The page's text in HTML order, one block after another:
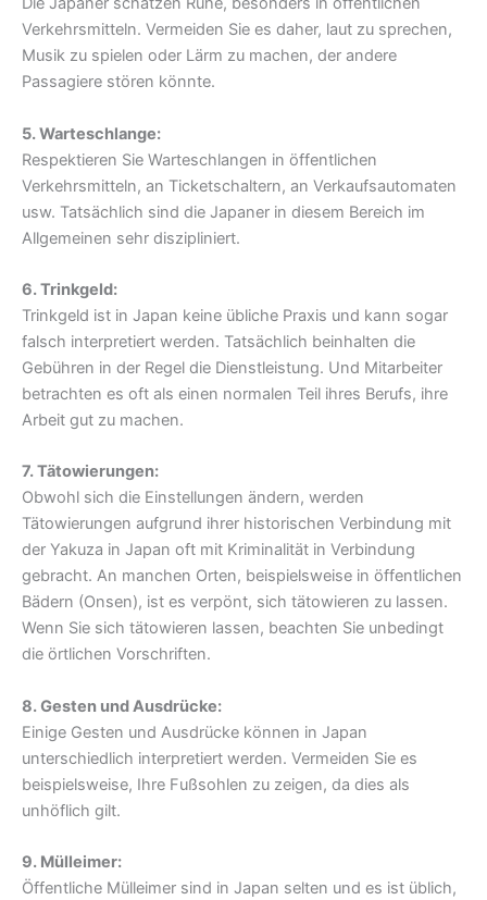
Verkehrsmitteln. Vermeiden Sie es daher, laut zu sprechen,
Musik zu spielen oder Lärm zu machen, der andere
Passagiere stören könnte.
5. Warteschlange:
Respektieren Sie Warteschlangen in öffentlichen
Verkehrsmitteln, an Ticketschaltern, an Verkaufsautomaten
usw. Tatsächlich sind die Japaner in diesem Bereich im
Allgemeinen sehr diszipliniert.
6. Trinkgeld:
Trinkgeld ist in Japan keine übliche Praxis und kann sogar
falsch interpretiert werden. Tatsächlich beinhalten die
Gebühren in der Regel die Dienstleistung. Und Mitarbeiter
betrachten es oft als einen normalen Teil ihres Berufs, ihre
Arbeit gut zu machen.
7. Tätowierungen:
Obwohl sich die Einstellungen ändern, werden
Tätowierungen aufgrund ihrer historischen Verbindung mit
der Yakuza in Japan oft mit Kriminalität in Verbindung
gebracht. An manchen Orten, beispielsweise in öffentlichen
Bädern (Onsen), ist es verpönt, sich tätowieren zu lassen.
Wenn Sie sich tätowieren lassen, beachten Sie unbedingt
die örtlichen Vorschriften.
8. Gesten und Ausdrücke:
Einige Gesten und Ausdrücke können in Japan
unterschiedlich interpretiert werden. Vermeiden Sie es
beispielsweise, Ihre Fußsohlen zu zeigen, da dies als
unhöflich gilt.
9. Mülleimer:
Öffentliche Mülleimer sind in Japan selten und es ist üblich,